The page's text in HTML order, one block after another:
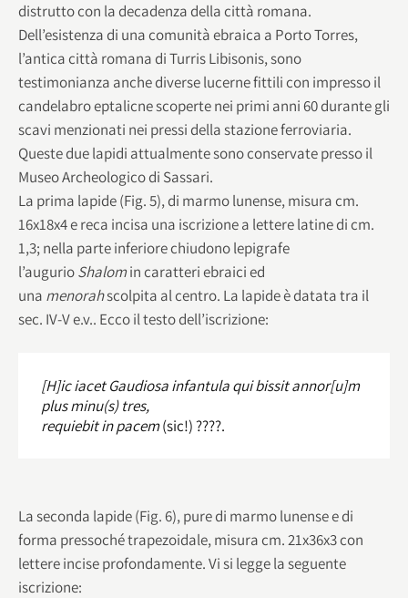
distrutto con la decadenza della città romana.
Dell’esistenza di una comunità ebraica a Porto Torres,
l’antica città romana di Turris Libisonis, sono
testimonianza anche diverse lucerne fittili con impresso il
candelabro eptalicne scoperte nei primi anni 60 durante gli
scavi menzionati nei pressi della stazione ferroviaria.
Queste due lapidi attualmente sono conservate presso il
Museo Archeologico di Sassari.
La prima lapide (Fig. 5), di marmo lunense, misura cm.
16x18x4 e reca incisa una iscrizione a lettere latine di cm.
1,3; nella parte inferiore chiudono lepigrafe
l’augurioShalomin caratteri ebraici ed
una menorahscolpita al centro. La lapide è datata tra il
sec. IV-V e.v.. Ecco il testo dell’iscrizione:
[H]ic iacet Gaudiosa infantula qui bissit annor[u]m
plus minu(s) tres,
requiebit in pacem(sic!) ????.
La seconda lapide (Fig. 6), pure di marmo lunense e di
forma pressoché trapezoidale, misura cm. 21x36x3 con
lettere incise profondamente. Vi si legge la seguente
iscrizione: